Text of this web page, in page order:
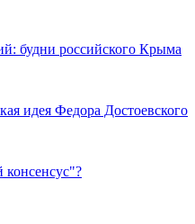
будни российского Крыма
идея Федора Достоевского
консенсус"?